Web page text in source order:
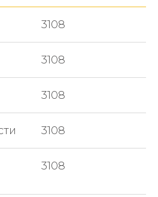
3108
3108
3108
3108
3108